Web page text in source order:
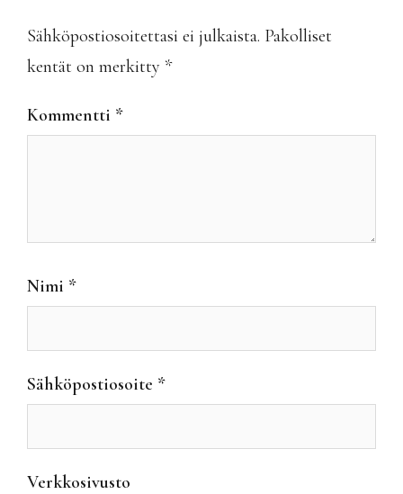
Sähköpostiosoitettasi ei julkaista. Pakolliset
kentät on merkitty *
Kommentti *
Nimi *
Sähköpostiosoite *
Verkkosivusto